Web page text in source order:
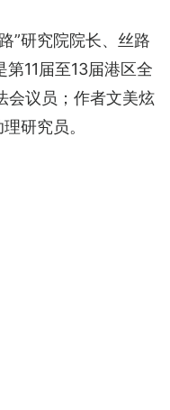
”研究院院长、丝路
11届至13届港区全
会议员；作者文美炫
研究员。